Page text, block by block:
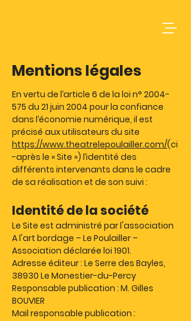
Mentions légales
En vertu de l’article 6 de la loi n° 2004-
575 du 21 juin 2004 pour la confiance
dans l’économie numérique, il est
précisé aux utilisateurs du site
https://www.theatrelepoulailler.com/(ci
-après le « Site ») l’identité des
différents intervenants dans le cadre
de sa réalisation et de son suivi :
Identité de la société
Le Site est administré par l'association
A l'art bordage – Le Poulailler –
Association déclarée loi 1901.
Adresse éditeur : Le Serre des Bayles,
38930 Le Monestier-du-Percy
Responsable publication : M. Gilles
BOUVIER
Mail responsable publication :